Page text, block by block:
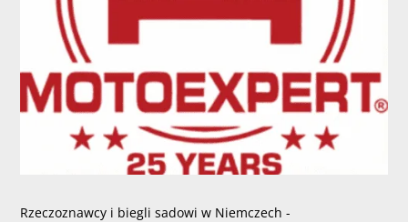
Rzeczoznawcy i biegli sadowi w Niemczech -